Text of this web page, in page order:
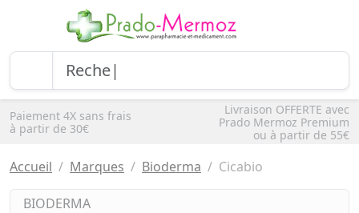
Paiement 4X sans frais
à partir de 30€
Livraison OFFERTE avec
Prado Mermoz Premium
ou à partir de 55€
Accueil Marques Bioderma Cicabio
BIODERMA